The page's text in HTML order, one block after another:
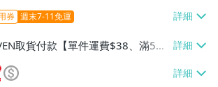
券 週末7-11免運
取貨付款【單件運費$38、滿5件
滿$1298免運費】、7-ELEVEN取貨
免運費】、萊爾富取貨付款【單件